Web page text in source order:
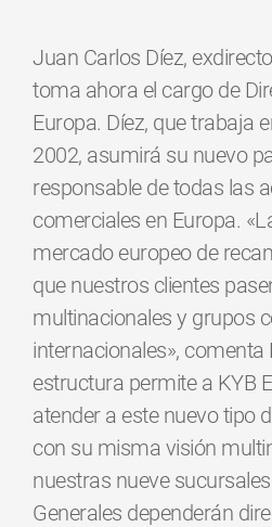
Juan Carlos Díez,
toma ahora el cargo de
Europa. Díez, que trabaja
2002, asumirá su nuevo
responsable de todas las
comerciales en Europa.
mercado europeo de
que nuestros clientes
multinacionales y grupos
internacionales», comenta
estructura permite a KYB
atender a este nuevo tipo
con su misma visión
nuestras nueve
Generales dependerán